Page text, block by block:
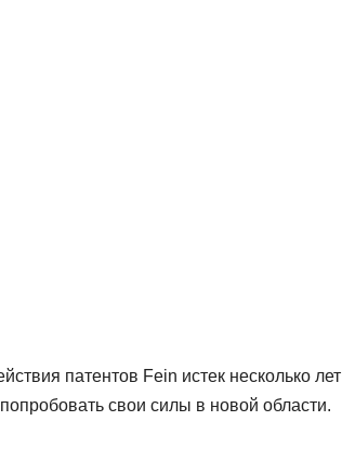
патентов Fein истек несколько лет
свои силы в новой области.